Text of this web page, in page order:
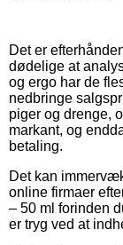
Det er
dødelige at
og ergo har de
nedbringe
piger og drenge,
markant, og
betaling.
Det kan
online firmaer
– 50 ml forinden
er tryg ved at